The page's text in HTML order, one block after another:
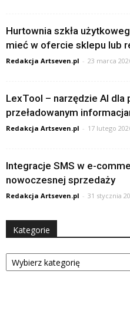
Hurtownia szkła
mieć w ofercie sklepu lub
Redakcja Artseven.pl - 23 marca
LexTool – narzędzie AI
przeładowanym
Redakcja Artseven.pl - 17 lutego
Integracje SMS w e-
nowoczesnej sprzedaży
Redakcja Artseven.pl - 31 stycznia
Kategorie
Kategorie